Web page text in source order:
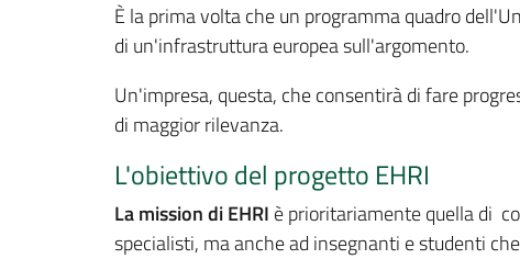
È la prima volta che un programma quadro
di un'infrastruttura europea sull'argomento.
Un'impresa, questa, che consentirà di fare
di maggior rilevanza.
L'obiettivo del progetto EHRI
La mission di EHRI è prioritariamente quella di
specialisti, ma anche ad insegnanti e studenti